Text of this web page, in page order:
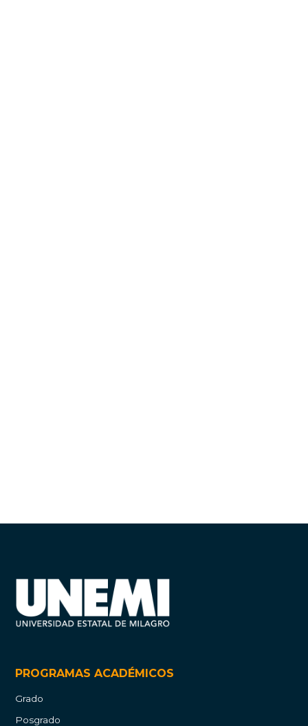
PROGRAMAS ACADÉMICOS
Grado
Posgrado